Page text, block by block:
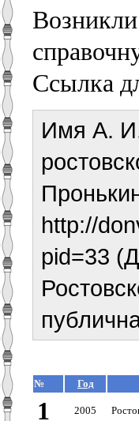
Ссылка
Имя А.
http://
pid=33
№ Год
1 2005